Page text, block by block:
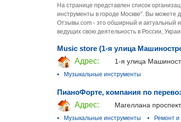
На странице представлен список
инструменты в городе Москве". Вы можете
Отзывы.com - это обширный и актуальный
ведущих свою деятельность в России,
Music store (1-я улица
Адрес:
1-я улица
•
Музыкальные инструменты
ПианоФорте, компания по
Адрес:
Магеллана
•
Музыкальные инструменты • Ремонт и